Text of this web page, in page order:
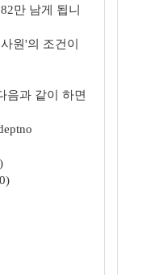
만 남게 됩니
원'의 조건이
음과 같이 하면